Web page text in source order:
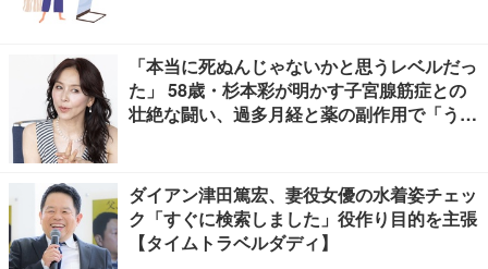
「本当に死ぬんじゃないかと思うレベルだっ
た」 58歳・杉本彩が明かす子宮腺筋症との
壮絶な闘い、過多月経と薬の副作用で「うつ
ダイアン津田篤宏、妻役女優の水着姿チェッ
ク「すぐに検索しました」役作り目的を主張
【タイムトラベルダディ】